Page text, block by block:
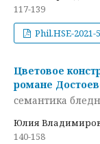
117-139
Phil.HSE-
Цветовое
романе
семантика
Юлия
140-158